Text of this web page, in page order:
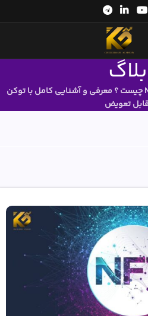
NFT چیست ؟ معرفی و آشنایی کامل با توکن
تعویض